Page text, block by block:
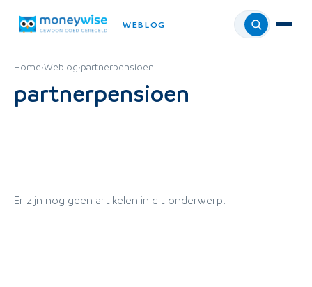
WEBLOG Menu
Home›Weblog›partnerpensioen
partnerpensioen
Er zijn nog geen artikelen in dit onderwerp.